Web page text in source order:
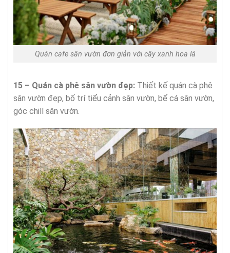
Quán cafe sân vườn đơn giản với cây xanh hoa lá
15 – Quán cà phê sân vườn đẹp: Thiết kế quán cà phê
sân vườn đẹp, bố trí tiểu cảnh sân vườn, bể cá sân vườn,
góc chill sân vườn.